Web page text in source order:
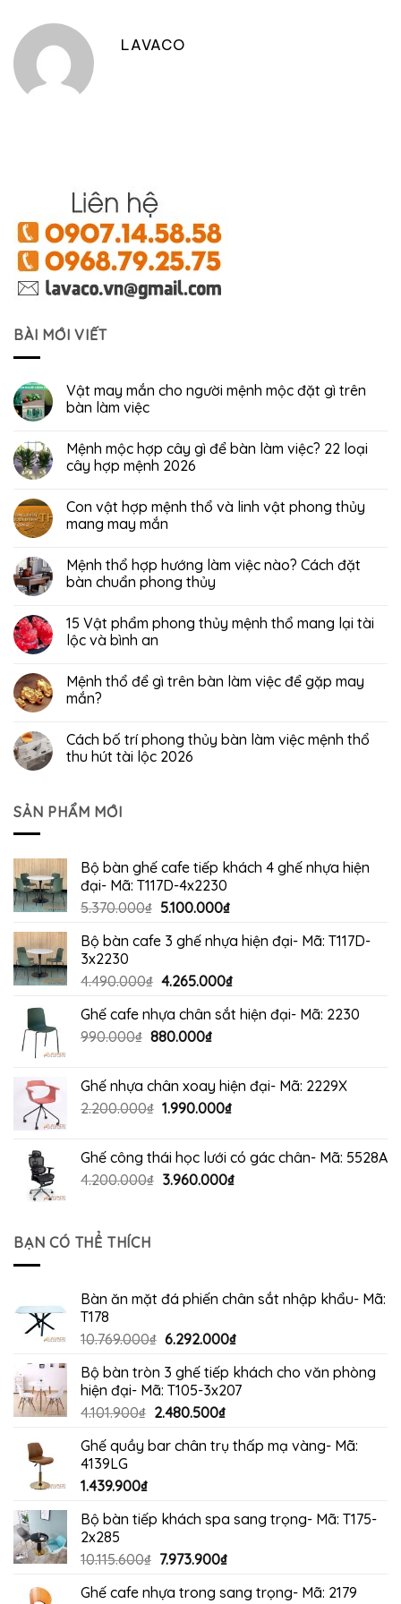
LAVACO
BÀI MỚI VIẾT
Vật may mắn cho người mệnh mộc đặt gì trên
bàn làm việc
Mệnh mộc hợp cây gì để bàn làm việc? 22 loại
cây hợp mệnh 2026
Con vật hợp mệnh thổ và linh vật phong thủy
mang may mắn
Mệnh thổ hợp hướng làm việc nào? Cách đặt
bàn chuẩn phong thủy
15 Vật phẩm phong thủy mệnh thổ mang lại tài
lộc và bình an
Mệnh thổ để gì trên bàn làm việc để gặp may
mắn?
Cách bố trí phong thủy bàn làm việc mệnh thổ
thu hút tài lộc 2026
SẢN PHẨM MỚI
Bộ bàn ghế cafe tiếp khách 4 ghế nhựa hiện
đại- Mã: T117D-4x2230
5.370.000₫ Giá
là:
5.100.000₫Giá
tại
5.100.000₫.
Bộ bàn cafe 3 ghế nhựa hiện đại- Mã: T117D-
3x2230
4.490.000₫ Giá
là:
4.490.000₫.
4.265.000₫Giá
tại
Ghế cafe nhựa chân sắt hiện đại- Mã: 2230
990.000₫ Giá
990.000₫.
880.000₫Giá
là:
880.000₫.
Ghế nhựa chân xoay hiện đại- Mã: 2229X
2.200.000₫ Giá
2.200.000₫.
1.990.000₫Giá
là:
1.990.000₫.
Ghế công thái học lưới có gác chân- Mã: 5528A
4.200.000₫ Giá
3.960.000₫Giá
BẠN CÓ THỂ THÍCH
Bàn ăn mặt đá phiến chân sắt nhập khẩu- Mã:
T178
10.769.000₫ Giá
là:
10.769.000₫.
6.292.000₫Giá
tại
là:
Bộ bàn tròn 3 ghế tiếp khách cho văn phòng
hiện đại- Mã: T105-3x207
4.101.900₫ Giá
là:
2.480.500₫Giá
tại
Ghế quầy bar chân trụ thấp mạ vàng- Mã:
4139LG
1.439.900₫
Bộ bàn tiếp khách spa sang trọng- Mã: T175-
2x285
10.115.600₫ Giá
là:
7.973.900₫Giá
tại
Ghế cafe nhựa trong sang trọng- Mã: 2179